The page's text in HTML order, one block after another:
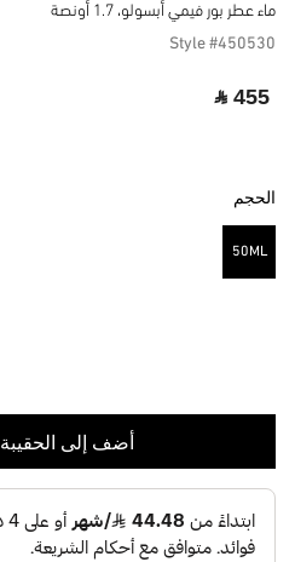
ماء عطر بور فيمي أبسولو، 1.7 أونصة
Style #450530
‎ ⃁ 455 ‎
الحجم
50ML
أضف إلى الحقيبة